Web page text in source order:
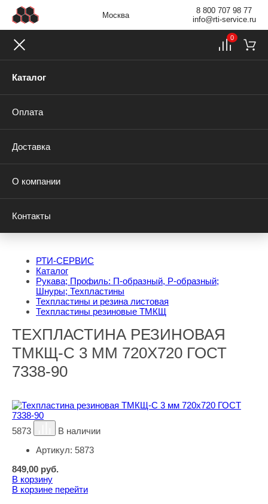
Москва
8 800 707 98 77
info@rti-service.ru
Каталог
Оплата
Доставка
О компании
Контакты
0
РТИ-СЕРВИС
Каталог
Рукава; Профиль: П-образный, Р-образный;
Шнуры; Техпластины
Техпластины и резина листовая
Техпластины резиновые ТМКЩ
ТЕХПЛАСТИНА РЕЗИНОВАЯ
ТМКЩ-С 3 ММ 720Х720 ГОСТ
7338-90
5873
В наличии
Артикул: 5873
849,00 руб.
В корзину
В корзине перейти